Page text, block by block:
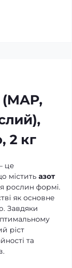
2 кг
це
містить азот
рослин формі.
як основне
Завдяки
ріст
та